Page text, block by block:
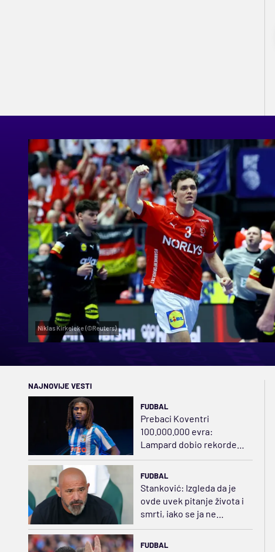
Niklas Kirkeleke (©Reuters)
NAJNOVIJE VESTI
FUDBAL
Prebaci Koventri
100.000.000 evra:
Lampard dobio rekordera
iz Danske
FUDBAL
Stanković: Izgleda da je
ovde uvek pitanje života i
smrti, iako se ja ne
slažem sa tim
FUDBAL